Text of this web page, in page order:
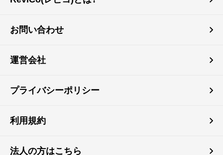
お問い合わせ
運営会社
プライバシーポリシー
利用規約
法人の方はこちら